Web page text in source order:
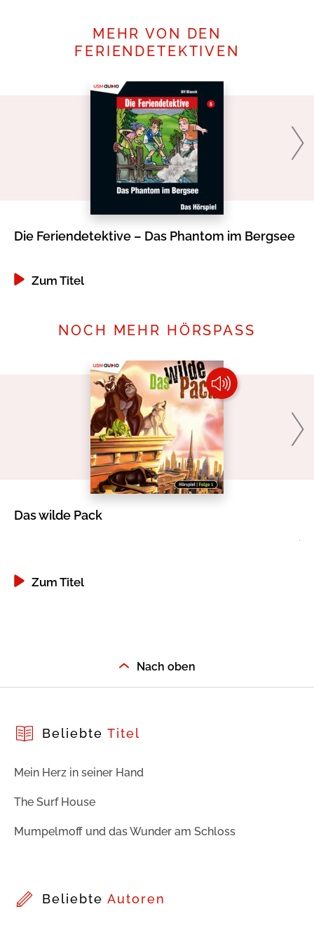
MEHR VON DEN
FERIENDETEKTIVEN
Die Feriendetektive – Das Phantom im Bergsee
Zum Titel
NOCH MEHR HÖRSPASS
Das wilde Pack
Zum Titel
Nach oben
Beliebte Titel
Mein Herz in seiner Hand
The Surf House
Mumpelmoff und das Wunder am Schloss
Beliebte Autoren